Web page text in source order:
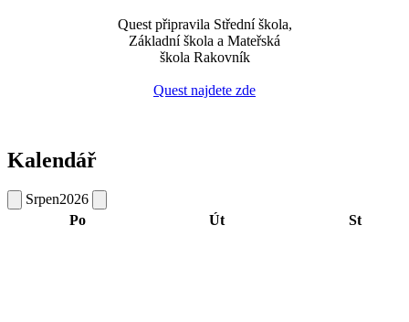
Quest připravila Střední škola,
Základní škola a Mateřská
škola Rakovník
Quest najdete zde
Kalendář
Srpen2026
Po
Út St